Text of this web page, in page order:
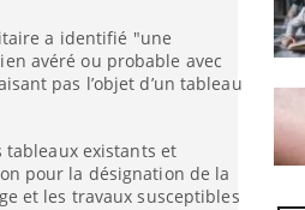
a identifié "une
avéré ou probable avec
pas l’objet d’un tableau
existants et
pour la désignation de la
et les travaux susceptibles
Pourquoi manger moins